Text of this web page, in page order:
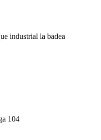
industrial la badea
104